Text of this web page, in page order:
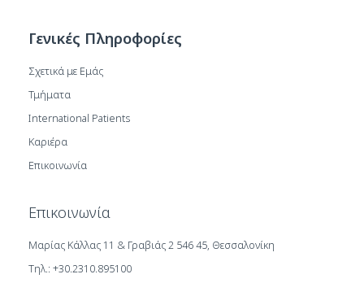
Γενικές Πληροφορίες
Σχετικά με Εμάς
Τμήματα
International Patients
Καριέρα
Επικοινωνία
Επικοινωνία
Μαρίας Κάλλας 11 & Γραβιάς 2 546 45, Θεσσαλονίκη
Τηλ.: +30.2310.895100